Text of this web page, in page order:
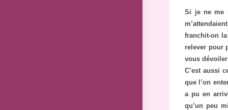
Si je ne me
franchit-on
relever pour
vous
C’est aussi
que l’on
a pu en
qu’un peu